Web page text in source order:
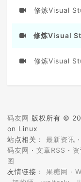
修炼Visual
修炼Visual
修炼Visual
码友网 版权所有 ©
on Linux
站点相关： 最新资讯 ·
码友网 · 文章RSS ·
图
友情链接： 果糖网 ·